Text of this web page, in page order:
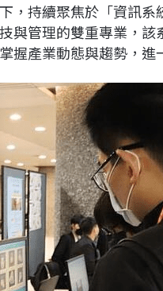
，持續聚焦於「資訊系
與管理的雙重專業，該
握產業動態與趨勢，進